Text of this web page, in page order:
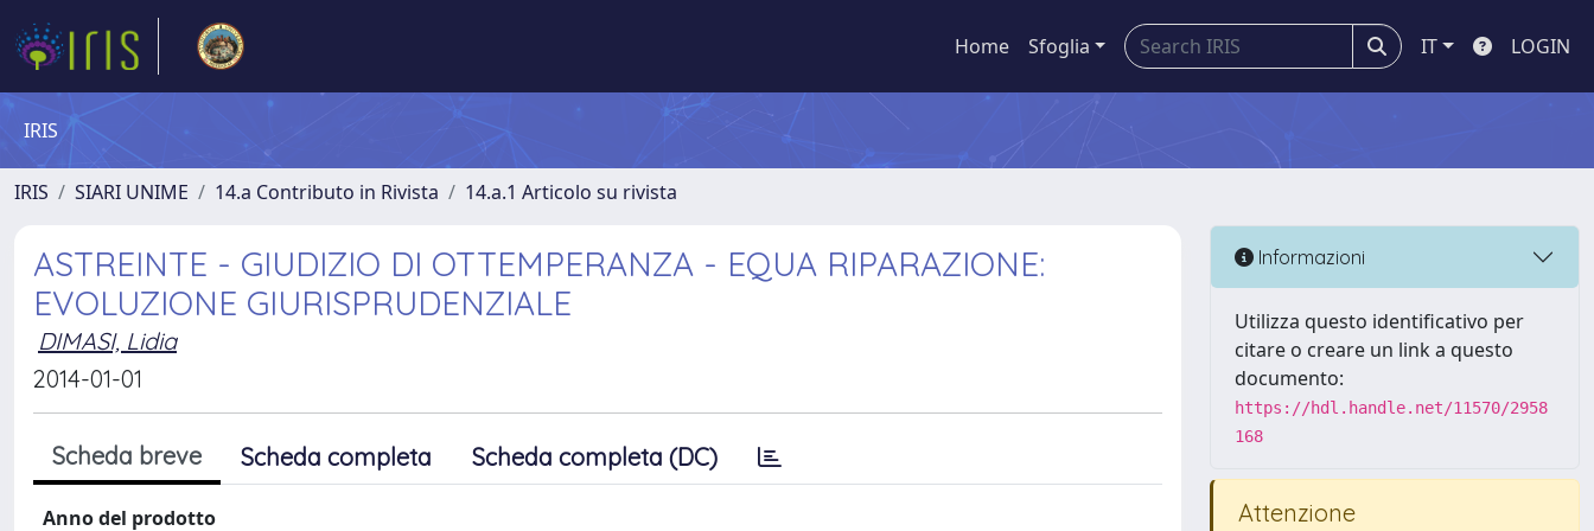
Home Sfoglia IT LOGIN
IRIS
IRIS SIARI UNIME 14.a Contributo in Rivista 14.a.1 Articolo su rivista
ASTREINTE - GIUDIZIO DI OTTEMPERANZA - EQUA RIPARAZIONE:
EVOLUZIONE GIURISPRUDENZIALE
DIMASI, Lidia
2014-01-01
Scheda breve Scheda completa Scheda completa (DC)
Anno del prodotto
Informazioni
Utilizza questo identificativo per
citare o creare un link a questo
documento:
https://hdl.handle.net/11570/2958
168
Attenzione